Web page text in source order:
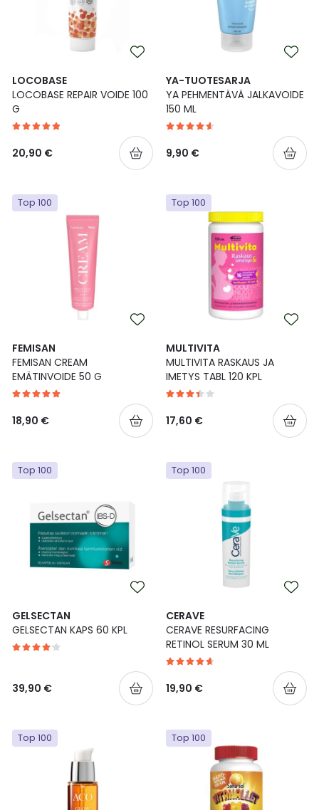
LOCOBASE
LOCOBASE REPAIR VOIDE 100
G
20,90 €
YA-TUOTESARJA
YA PEHMENTÄVÄ JALKAVOIDE
150 ML
9,90 €
Top 100
FEMISAN
FEMISAN CREAM
EMÄTINVOIDE 50 G
18,90 €
Top 100
MULTIVITA
MULTIVITA RASKAUS JA
IMETYS TABL 120 KPL
17,60 €
Top 100
GELSECTAN
GELSECTAN KAPS 60 KPL
39,90 €
Top 100
CERAVE
CERAVE RESURFACING
RETINOL SERUM 30 ML
19,90 €
Top 100 Top 100